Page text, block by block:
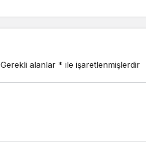
Gerekli alanlar * ile işaretlenmişlerdir